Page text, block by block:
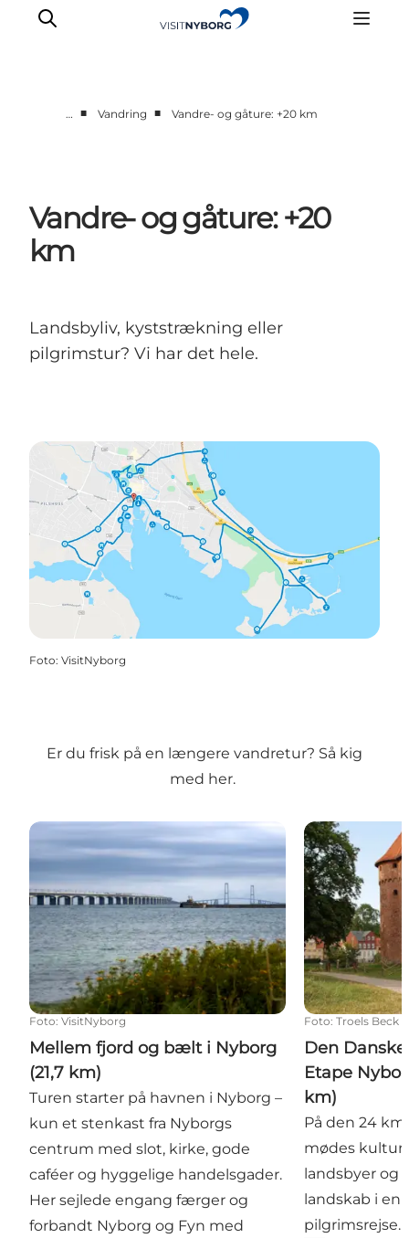
Det sker i Nyborg
Sprogø
Planlæg din tur
… ■ Vandring ■ Vandre- og gåture: +20 km
Vandre- og gåture: +20
km
Landsbyliv, kyststrækning eller
pilgrimstur? Vi har det hele.
Foto: VisitNyborg
Er du frisk på en længere vandretur? Så kig
med her.
Mellem fjord og bælt i Nyborg (21,7 km)
Foto: VisitNyborg
Mellem fjord og bælt i Nyborg
(21,7 km)
Turen starter på havnen i Nyborg –
kun et stenkast fra Nyborgs
centrum med slot, kirke, gode
caféer og hyggelige handelsgader.
Her sejlede engang færger og
forbandt Nyborg og Fyn med
Den Danske
Foto: Troels Beck
Den
Etape
km)
På den 24
mødes
landsbyer og
landskab i
pilgrimsrejse.